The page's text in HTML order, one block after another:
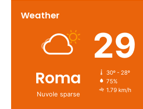
Weather
Roma
Nuvole sparse
29
30º - 28º
75%
1.79 km/h